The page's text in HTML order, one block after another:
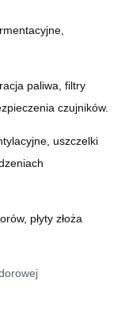
paliwa, filtry
czujników.
uszczelki
płyty złoża